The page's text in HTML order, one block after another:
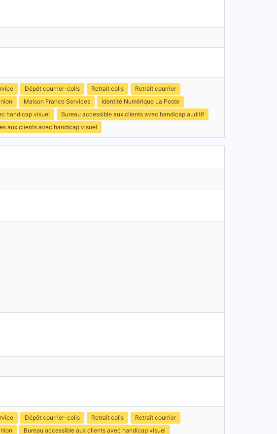
Dépôt courrier-colis Retrait colis
Retrait courrier
Maison France Services
Identité Numérique La Poste
handicap visuel
Bureau accessible aux clients avec handicap auditif
aux clients avec handicap visuel
Dépôt courrier-colis Retrait colis
Retrait courrier
Bureau accessible aux clients avec handicap visuel